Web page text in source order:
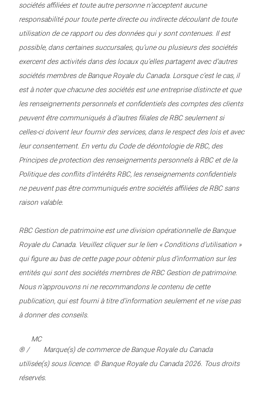
sociétés affiliées et toute autre personne n’acceptent aucune
responsabilité pour toute perte directe ou indirecte découlant de toute
utilisation de ce rapport ou des données qui y sont contenues. Il est
possible, dans certaines succursales, qu’une ou plusieurs des sociétés
exercent des activités dans des locaux qu’elles partagent avec d’autres
sociétés membres de Banque Royale du Canada. Lorsque c’est le cas, il
est à noter que chacune des sociétés est une entreprise distincte et que
les renseignements personnels et confidentiels des comptes des clients
peuvent être communiqués à d’autres filiales de RBC seulement si
celles-ci doivent leur fournir des services, dans le respect des lois et avec
leur consentement. En vertu du Code de déontologie de RBC, des
Principes de protection des renseignements personnels à RBC et de la
Politique des conflits d’intérêts RBC, les renseignements confidentiels
ne peuvent pas être communiqués entre sociétés affiliées de RBC sans
raison valable.
RBC Gestion de patrimoine est une division opérationnelle de Banque
Royale du Canada. Veuillez cliquer sur le lien « Conditions d’utilisation »
qui figure au bas de cette page pour obtenir plus d’information sur les
entités qui sont des sociétés membres de RBC Gestion de patrimoine.
Nous n’approuvons ni ne recommandons le contenu de cette
publication, qui est fourni à titre d’information seulement et ne vise pas
à donner des conseils.
® /
MC
Marque(s) de commerce de Banque Royale du Canada
utilisée(s) sous licence. © Banque Royale du Canada 2026. Tous droits
réservés.